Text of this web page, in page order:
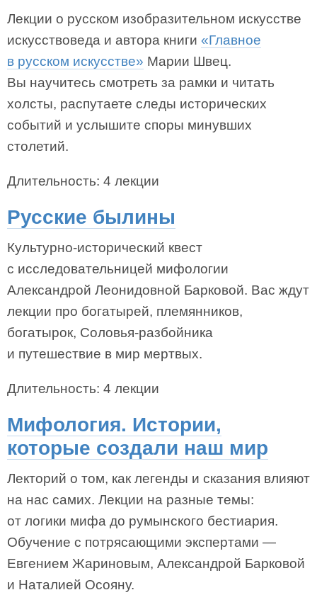
Лекции о русском изобразительном искусстве
искусствоведа и автора книги «Главное
в русском искусстве» Марии Швец.
Вы научитесь смотреть за рамки и читать
холсты, распутаете следы исторических
событий и услышите споры минувших
столетий.
Длительность: 4 лекции
Русские былины
Культурно-исторический квест
с исследовательницей мифологии
Александрой Леонидовной Барковой. Вас ждут
лекции про богатырей, племянников,
богатырок, Соловья-разбойника
и путешествие в мир мертвых.
Длительность: 4 лекции
Мифология. Истории,
которые создали наш мир
Лекторий о том, как легенды и сказания влияют
на нас самих. Лекции на разные темы:
от логики мифа до румынского бестиария.
Обучение с потрясающими экспертами —
Евгением Жариновым, Александрой Барковой
и Наталией Осояну.